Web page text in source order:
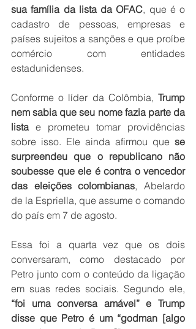
sua família da lista da OFAC, que é o
cadastro de pessoas, empresas e
países sujeitos a sanções e que proíbe
comércio com entidades
estadunidenses.
Conforme o líder da Colômbia, Trump
nem sabia que seu nome fazia parte da
lista e prometeu tomar providências
sobre isso. Ele ainda afirmou que se
surpreendeu que o republicano não
soubesse que ele é contra o vencedor
das eleições colombianas, Abelardo
de la Espriella, que assume o comando
do país em 7 de agosto.
Essa foi a quarta vez que os dois
conversaram, como destacado por
Petro junto com o conteúdo da ligação
“foi uma conversa amável” e Trump
disse que Petro é um “godman [algo